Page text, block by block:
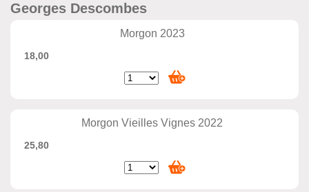
Georges Descombes
Morgon 2023
18,00
Morgon Vieilles Vignes 2022
25,80